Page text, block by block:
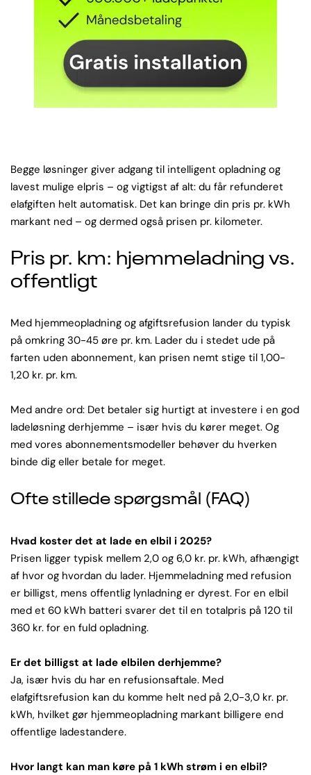
Begge løsninger giver adgang til intelligent opladning og
lavest mulige elpris – og vigtigst af alt: du får refunderet
elafgiften helt automatisk. Det kan bringe din pris pr. kWh
markant ned – og dermed også prisen pr. kilometer.
Pris pr. km: hjemmeladning vs.
offentligt
Med hjemmeopladning og afgiftsrefusion lander du typisk
på omkring 30-45 øre pr. km. Lader du i stedet ude på
farten uden abonnement, kan prisen nemt stige til 1,00-
1,20 kr. pr. km.
Med andre ord: Det betaler sig hurtigt at investere i en god
ladeløsning derhjemme – især hvis du kører meget. Og
med vores abonnementsmodeller behøver du hverken
binde dig eller betale for meget.
Ofte stillede spørgsmål (FAQ)
Hvad koster det at lade en elbil i 2025?
Prisen ligger typisk mellem 2,0 og 6,0 kr. pr. kWh, afhængigt
af hvor og hvordan du lader. Hjemmeladning med refusion
er billigst, mens offentlig lynladning er dyrest. For en elbil
med et 60 kWh batteri svarer det til en totalpris på 120 til
360 kr. for en fuld opladning.
Er det billigst at lade elbilen derhjemme?
Ja, især hvis du har en refusionsaftale. Med
elafgiftsrefusion kan du komme helt ned på 2,0-3,0 kr. pr.
kWh, hvilket gør hjemmeopladning markant billigere end
offentlige ladestandere.
Hvor langt kan man køre på 1 kWh strøm i en elbil?